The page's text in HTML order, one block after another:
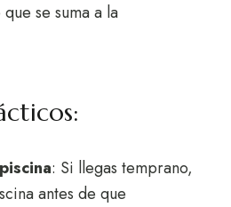
se suma a la
: Si llegas temprano,
antes de que